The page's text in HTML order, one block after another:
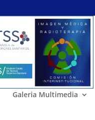
Galeria Multimedia